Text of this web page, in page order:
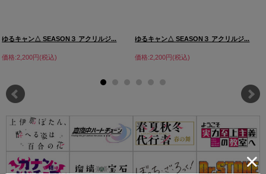
ゆるキャン△ SEASON３ アクリルジ...
価格:2,200円(税込)
ゆるキャン△ SEASON３ アクリルジ...
価格:2,200円(税込)